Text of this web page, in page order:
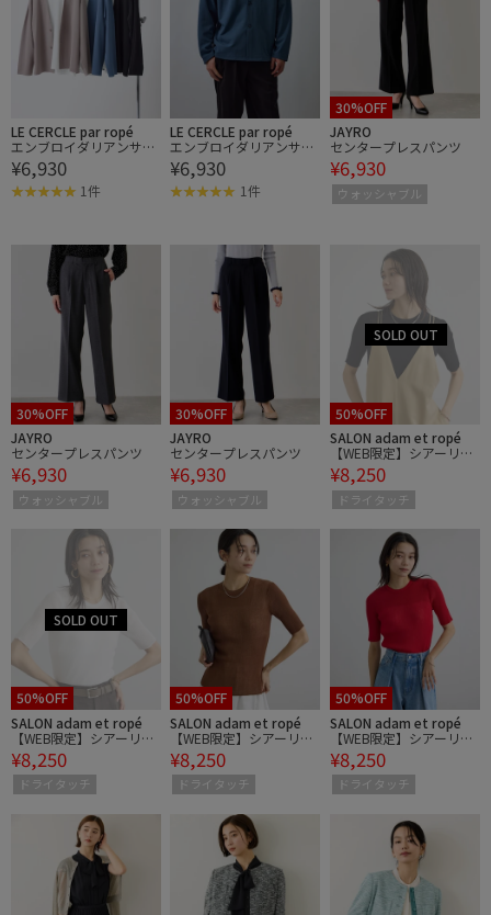
LE CERCLE par ropé
エンブロイダリアンサン
ブルカーデ
¥6,930
1件
LE CERCLE par ropé
エンブロイダリアンサン
ブルカーデ
¥6,930
1件
30%OFF
JAYRO
センタープレスパンツ
¥6,930
ウォッシャブル
30%OFF
JAYRO
センタープレスパンツ
¥6,930
ウォッシャブル
30%OFF
JAYRO
センタープレスパンツ
¥6,930
ウォッシャブル
50%OFF
SALON adam et ropé
【WEB限定】シアーリブ
ニットハーフスリーブプ
ルオーバー
¥8,250
ドライタッチ
50%OFF
SALON adam et ropé
【WEB限定】シアーリブ
ニットハーフスリーブプ
ルオーバー
¥8,250
ドライタッチ
50%OFF
SALON adam et ropé
【WEB限定】シアーリブ
ニットハーフスリーブプ
ルオーバー
¥8,250
ドライタッチ
50%OFF
SALON adam et ropé
【WEB限定】シアーリブ
ニットハーフスリーブプ
ルオーバー
¥8,250
ドライタッチ